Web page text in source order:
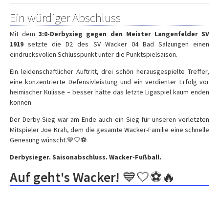
Ein würdiger Abschluss
Mit dem3:0-Derbysieg gegen den Meister Langenfelder SV
1919 setzte die D2 des SV Wacker 04 Bad Salzungen einen
eindrucksvollen Schlusspunkt unter die Punktspielsaison.
Ein leidenschaftlicher Auftritt, drei schön herausgespielte Treffer,
eine konzentrierte Defensivleistung und ein verdienter Erfolg vor
heimischer Kulisse – besser hätte das letzte Ligaspiel kaum enden
können.
Der Derby-Sieg war am Ende auch ein Sieg für unseren verletzten
Mitspieler Joe Krah, dem die gesamte Wacker-Familie eine schnelle
Genesung wünscht.💙🤍⚽
Derbysieger. Saisonabschluss. Wacker-Fußball.
Auf geht's Wacker! 💙🤍⚽🔥